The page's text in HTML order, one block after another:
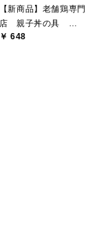
【新商品】老舗鶏専門
店 親子丼の具
49.4g（24.7g×2食入）
￥ 648